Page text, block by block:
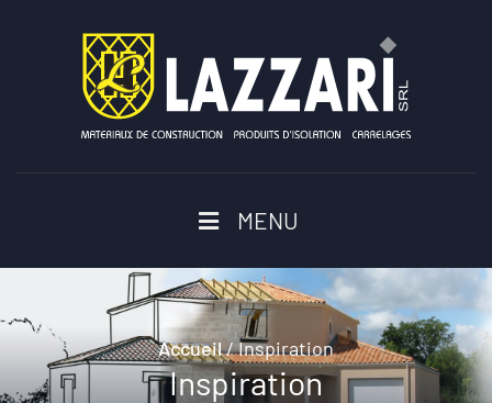
MENU
Accueil/Inspiration
Inspiration